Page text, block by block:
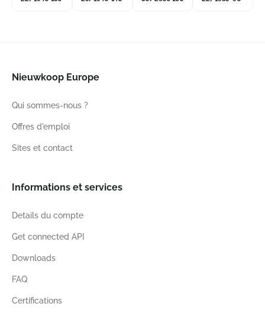
Nieuwkoop Europe
Qui sommes-nous ?
Offres d'emploi
Sites et contact
Informations et services
Details du compte
Get connected API
Downloads
FAQ
Certifications